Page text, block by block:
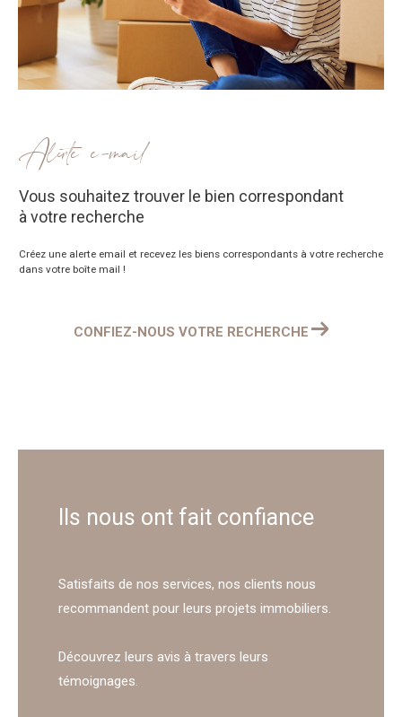
Alerte e-mail
vous souhaitez trouver le bien correspondant
à votre recherche
Créez une alerte email et recevez les biens correspondants à votre recherche
dans votre boîte mail !
CONFIEZ-NOUS VOTRE RECHERCHE
Ils nous ont fait confiance
Satisfaits de nos services, nos clients nous
recommandent pour leurs projets immobiliers.
Découvrez leurs avis à travers leurs
témoignages.